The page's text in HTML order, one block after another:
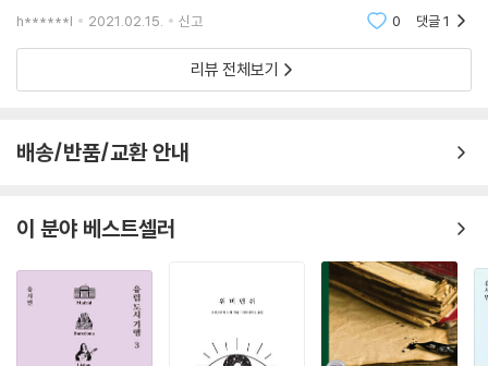
-예술가란 무엇인가? 위대한 작품을 만드는 것은 무엇인가?
-모차르트 천재 신화는 어떻게 탄생했는가? 반 고흐의 사후 숭배는 어떻
게 강화되었는가?
-예술은 어떻게 학습 또는 전수될 수 있는가? 예술교육은 어떤 의미를 갖
는가?
가?
지켜낼 수 있는가?
-문화와 예술은 정책이나 소통과 어떤 식으로 맞물리는가?
-신성한 예술이라는 고정관념, 정답에 대한 부담감에서 벗어나려면?
-예술은 어떻게 놀이가 되고 관계를 형성하는가?
정도 가격이나 해?' 싶은 것도 좋은 예술 작품이라고 칭송받으며 비싸게 팔
h******l 2021.02.15. 신고 0 댓글1
리뷰 전체보기
배송/반품/교환 안내
이 분야 베스트셀러